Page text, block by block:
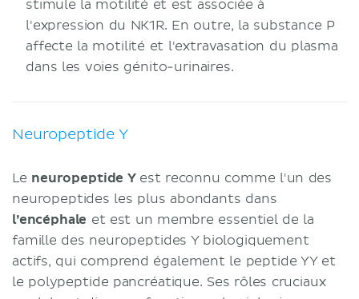
stimule la motilité et est associée à
l'expression du NK1R. En outre, la substance P
affecte la motilité et l'extravasation du plasma
dans les voies génito-urinaires.
Neuropeptide Y
Le neuropeptide Y est reconnu comme l'un des
neuropeptides les plus abondants dans
l’encéphale et est un membre essentiel de la
famille des neuropeptides Y biologiquement
actifs, qui comprend également le peptide YY et
le polypeptide pancréatique. Ses rôles cruciaux